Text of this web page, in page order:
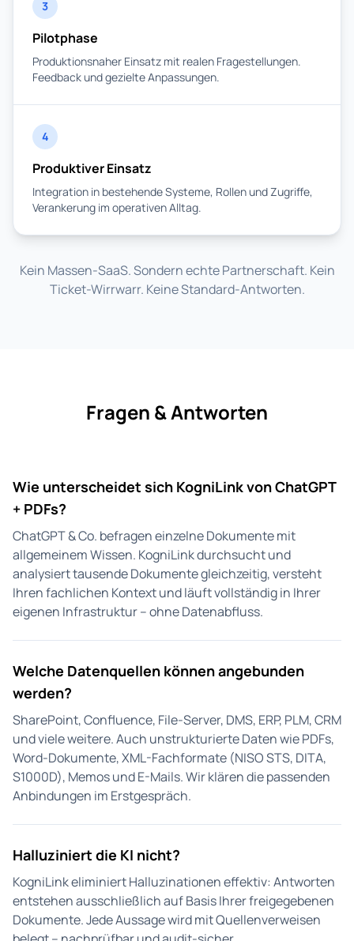
3
Pilotphase
Produktionsnaher Einsatz mit realen Fragestellungen.
Feedback und gezielte Anpassungen.
4
Produktiver Einsatz
Integration in bestehende Systeme, Rollen und Zugriffe,
Verankerung im operativen Alltag.
Kein Massen-SaaS. Sondern echte Partnerschaft. Kein
Ticket-Wirrwarr. Keine Standard-Antworten.
Fragen & Antworten
Wie unterscheidet sich KogniLink von ChatGPT
+ PDFs?
ChatGPT & Co. befragen einzelne Dokumente mit
allgemeinem Wissen. KogniLink durchsucht und
analysiert tausende Dokumente gleichzeitig, versteht
Ihren fachlichen Kontext und läuft vollständig in Ihrer
eigenen Infrastruktur – ohne Datenabfluss.
Welche Datenquellen können angebunden
werden?
SharePoint, Confluence, File-Server, DMS, ERP, PLM, CRM
und viele weitere. Auch unstrukturierte Daten wie PDFs,
Word-Dokumente, XML-Fachformate (NISO STS, DITA,
S1000D), Memos und E-Mails. Wir klären die passenden
Anbindungen im Erstgespräch.
Halluziniert die KI nicht?
KogniLink eliminiert Halluzinationen effektiv: Antworten
entstehen ausschließlich auf Basis Ihrer freigegebenen
Dokumente. Jede Aussage wird mit Quellenverweisen